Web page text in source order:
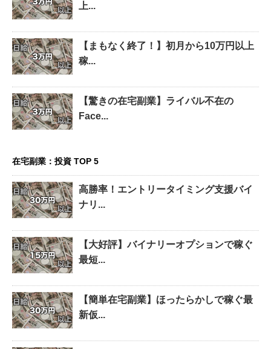
上...
【まもなく終了！】初月から10万円以上
稼...
【驚きの在宅副業】ライバル不在の
Face...
在宅副業：投資 TOP 5
高勝率！エントリータイミング支援バイ
ナリ...
【大好評】バイナリーオプションで稼ぐ
最短...
【簡単在宅副業】ほったらかしで稼ぐ最
新仮...